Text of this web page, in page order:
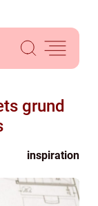
grund
inspiration